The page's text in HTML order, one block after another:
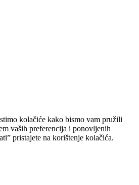
kolačiće kako bismo vam pružili
vaših preferencija i ponovljenih
pristajete na korištenje kolačića.